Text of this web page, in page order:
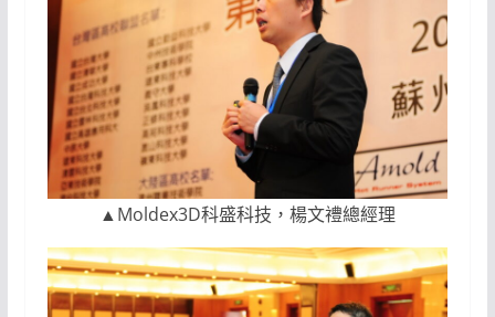
▲Moldex3D科盛科技，楊文禮總經理